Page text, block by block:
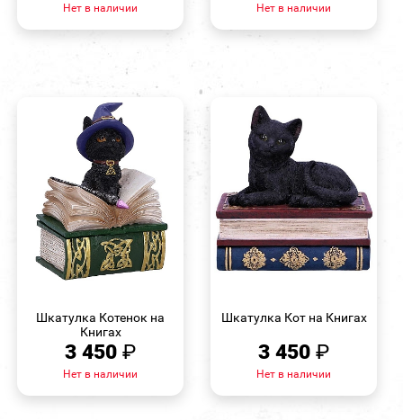
Нет в наличии Нет в наличии
Шкатулка Котенок на
Книгах
3 450 ₽
Нет в наличии
Шкатулка Кот на Книгах
3 450 ₽
Нет в наличии